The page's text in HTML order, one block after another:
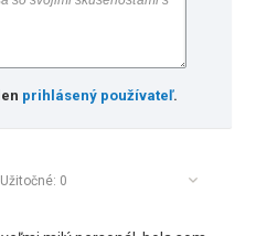
prihlásený používateľ.
Užitočné: 0